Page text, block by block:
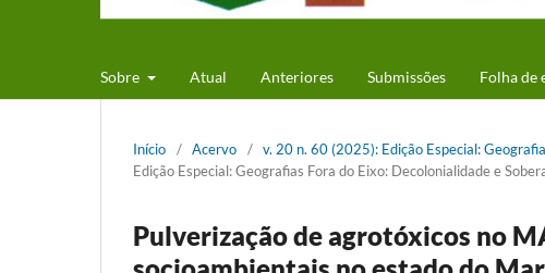
Sobre Atual Anteriores Submissões Folha de
Início / Acervo / v. 20 n. 60 (2025): Edição Especial:
Edição Especial: Geografias Fora do Eixo: Decolonialidade e
Pulverização de agrotóxicos no